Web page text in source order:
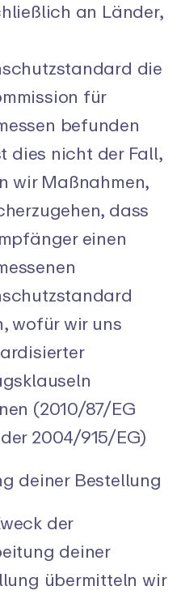
an Länder,
die
für
befunden
dies nicht der Fall,
wir Maßnahmen,
dass
einen
wofür wir uns
(2010/87/EG
2004/915/EG)
deiner Bestellung
der
deiner
übermitteln wir